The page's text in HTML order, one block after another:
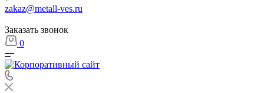
zakaz@metall-ves.ru
Заказать звонок
0